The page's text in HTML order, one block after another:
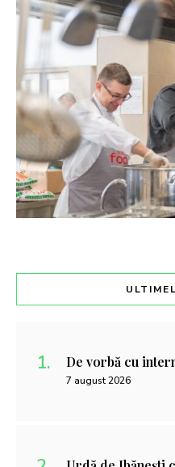
De vorbă cu
7 august 2026